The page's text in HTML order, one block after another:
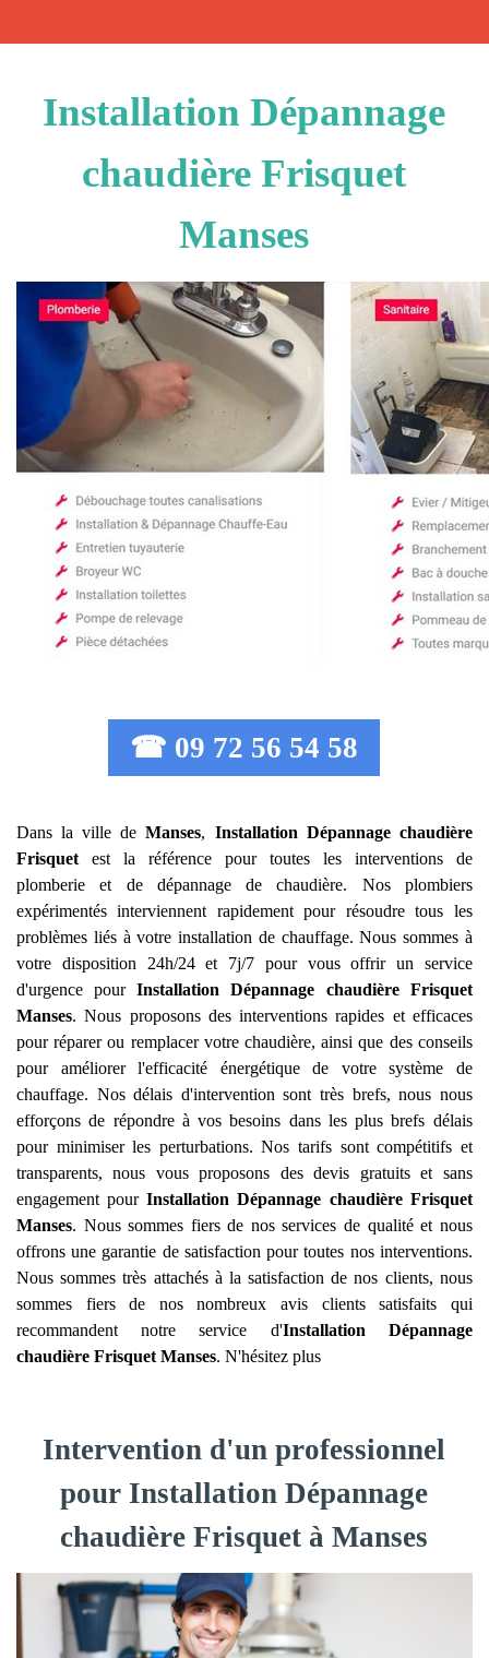
Installation Dépannage
chaudière Frisquet
Manses
☎ 09 72 56 54 58
Dans la ville deManses, Installation Dépannage chaudière
Frisquet est la référence pour toutes les interventions de
plomberie et de dépannage de chaudière. Nos plombiers
expérimentés interviennent rapidement pour résoudre tous les
problèmes liés à votre installation de chauffage. Nous sommes à
votre disposition 24h/24 et 7j/7 pour vous offrir un service
d'urgence pourInstallation Dépannage chaudière Frisquet
Manses. Nous proposons des interventions rapides et efficaces
pour réparer ou remplacer votre chaudière, ainsi que des conseils
pour améliorer l'efficacité énergétique de votre système de
chauffage. Nos délais d'intervention sont très brefs, nous nous
efforçons de répondre à vos besoins dans les plus brefs délais
pour minimiser les perturbations. Nos tarifs sont compétitifs et
transparents, nous vous proposons des devis gratuits et sans
engagement pourInstallation Dépannage chaudière Frisquet
Manses. Nous sommes fiers de nos services de qualité et nous
offrons une garantie de satisfaction pour toutes nos interventions.
Nous sommes très attachés à la satisfaction de nos clients, nous
sommes fiers de nos nombreux avis clients satisfaits qui
recommandent notre service d'Installation Dépannage
chaudière Frisquet Manses. N'hésitez plus
Intervention d'un professionnel
pour Installation Dépannage
chaudière Frisquet à Manses